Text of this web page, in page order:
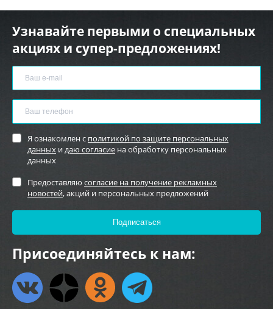
Узнавайте первыми о специальных
акциях и супер-предложениях!
Я ознакомлен с политикой по защите персональных
данных идаю согласие на обработку персональных
данных
Предоставляю согласие на получение рекламных
новостей, акций и персональных предложений
Присоединяйтесь к нам: